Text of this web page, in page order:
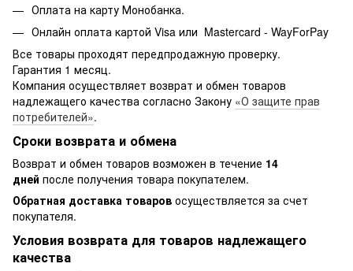
Оплата на карту Монобанка.
Онлайн оплата картой Visa или Mastercard - WayForPay
Все товары проходят передпродажную проверку.
Гарантия 1 месяц.
Компания осуществляет возврат и обмен товаров
надлежащего качества согласно Закону «О защите прав
потребителей».
Сроки возврата и обмена
Возврат и обмен товаров возможен в течение 14
дней после получения товара покупателем.
Обратная доставка товаров осуществляется за счет
покупателя.
Условия возврата для товаров надлежащего
качества